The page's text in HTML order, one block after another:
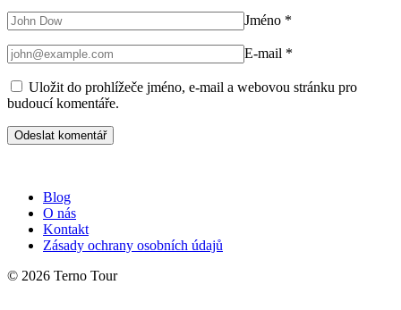
Jméno *
E-mail *
Uložit do prohlížeče jméno, e-mail a webovou stránku pro
budoucí komentáře.
Blog
O nás
Kontakt
Zásady ochrany osobních údajů
© 2026 Terno Tour